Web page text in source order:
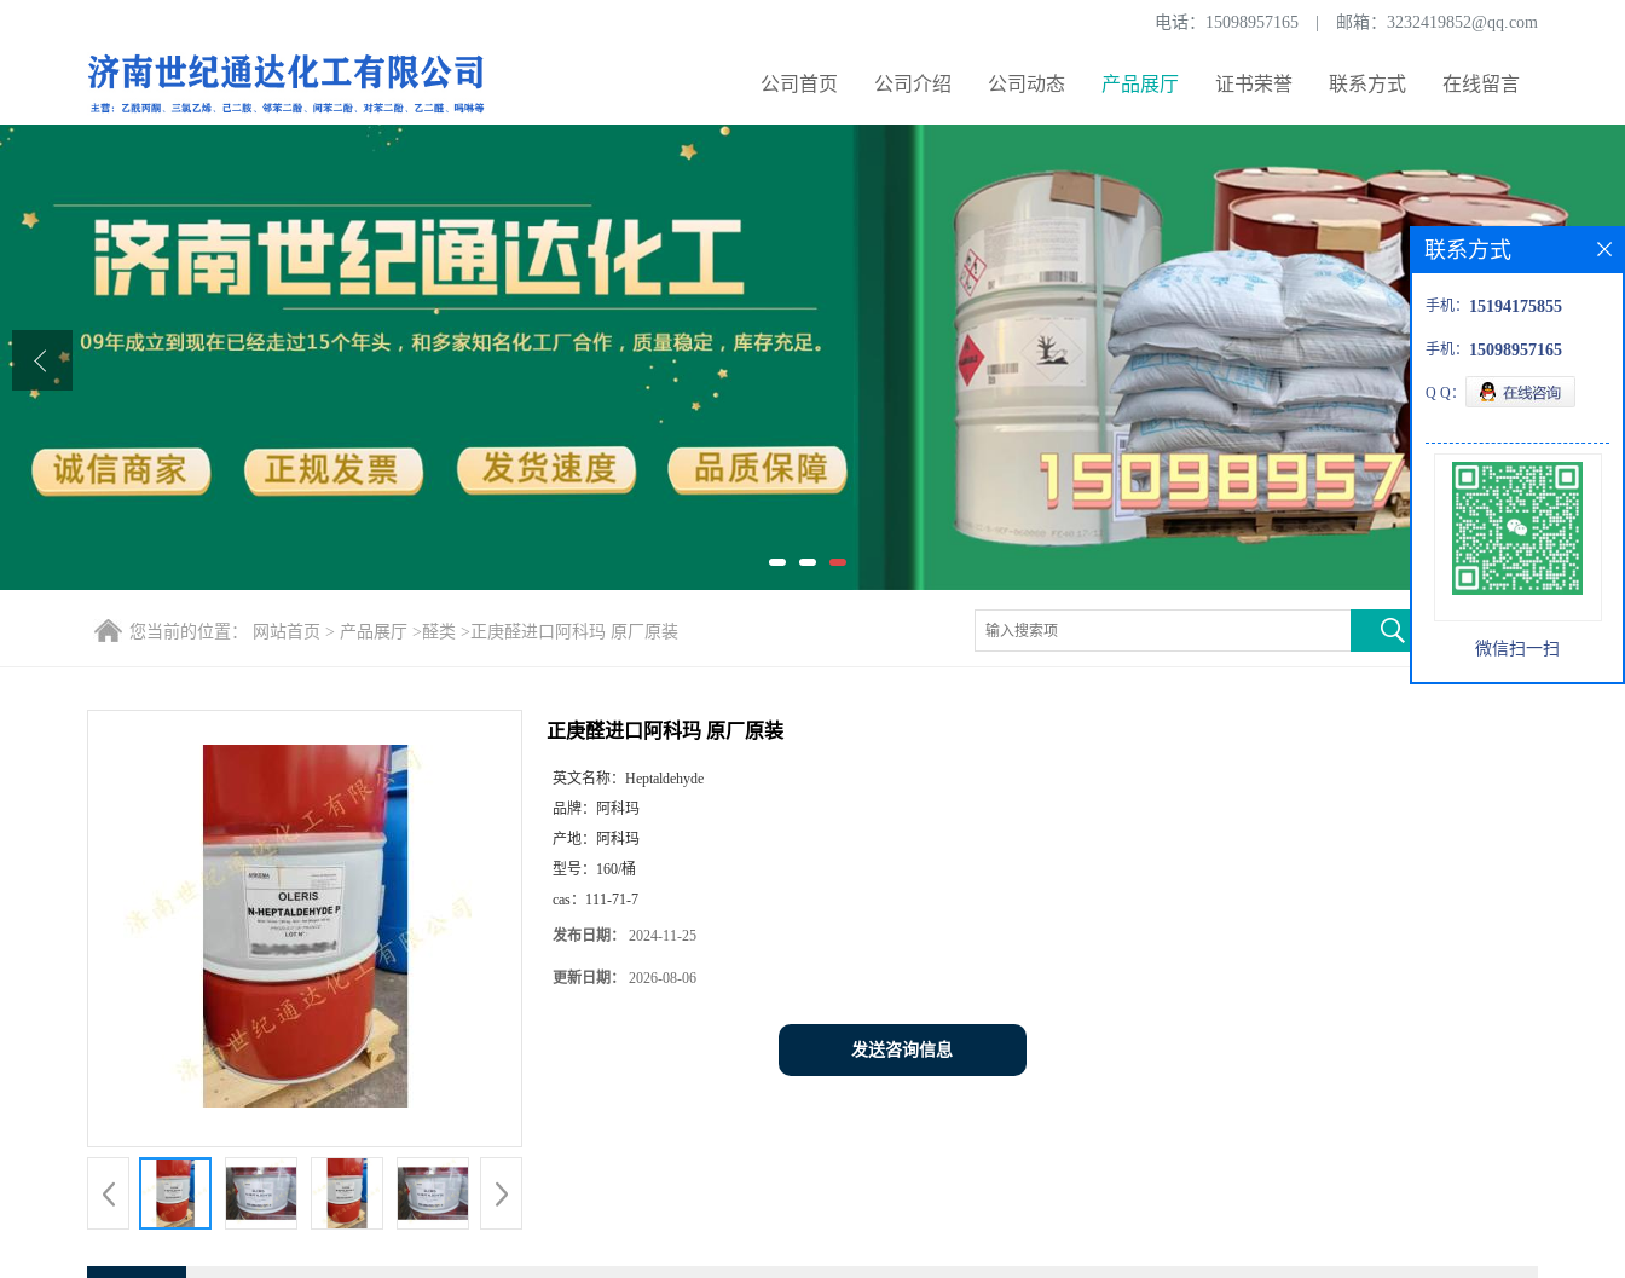
电话： 15098957165 邮箱： 3232419852@qq.com
公司首页 公司介绍 公司动态 产品展厅 证书荣誉 联系方式 在线留言
公司首页
产品展厅
联系方式
您当前的位置： 网站首页 > 产品展厅 >醛类 > 正庚醛进口阿科玛 原厂原装
正庚醛进口阿科玛 原厂原装
英文名称： Heptaldehyde
品牌：
阿科玛
产地：
阿科玛
型号： 160/桶
cas： 111-71-7
发布日期： 2024-11-25
更新日期： 2026-08-06
发送咨询信息
联系方式
手机： 15194175855
手机： 15098957165
Q Q：
微信扫一扫